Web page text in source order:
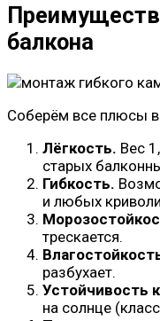
балкона
Соберём все плюсы в
Лёгкость. Вес
старых
Гибкость.
и любых
трескается.
разбухает.
Устойчивость
на солнце